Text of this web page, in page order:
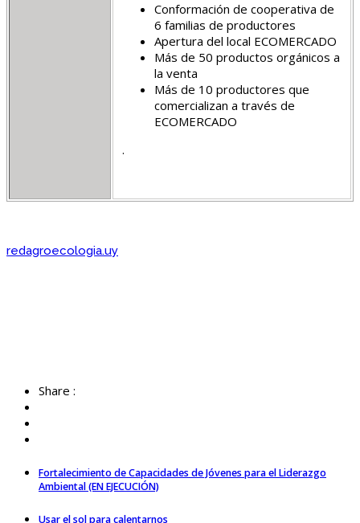
Conformación de cooperativa de
6 familias de productores
Apertura del local ECOMERCADO
Más de 50 productos orgánicos a
la venta
Más de 10 productores que
comercializan a través de
ECOMERCADO
.
redagroecologia.uy
Share :
Fortalecimiento de Capacidades de Jóvenes para el Liderazgo
Ambiental (EN EJECUCIÓN)
Usar el sol para calentarnos